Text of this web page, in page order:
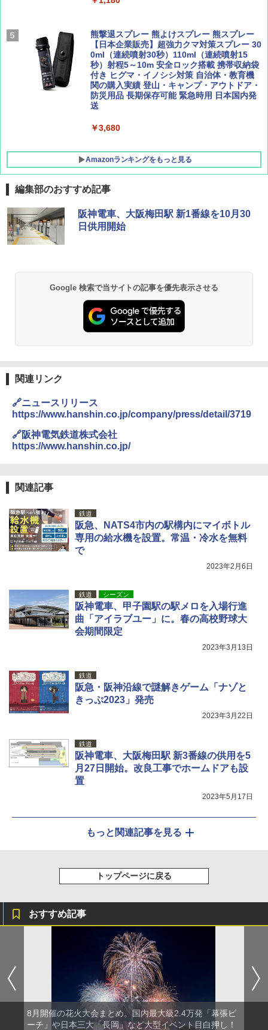
￥1,760
￥2,277
￥9,990
[キャンパーズコレクション 山善] 傘みたいに
広げるだけ パッとサッとテント キューブワ
イド ブラックコーティング フルクローズ メ
ッシュ 4人用 簡単設置 ポップアップテント P
ATCW-150B エクルベージュ
￥-
熊撃退スプレー 熊よけスプレー 熊スプレー
【日本企業販売】超強力クマ対策スプレー 30
0ml（連続噴射30秒）110ml（連続噴射15
秒）射程5～10m 安全ロック搭載 携帯収納袋
付き ヒグマ・イノシシ対策 自治体・教育機
関の購入実績 登山・キャンプ・アウトドア・
防災用品 長期保存可能 緊急時用 日本国内発
送
￥3,680
Amazonランキングをもっと見る
編集部のおすすめ記事
阪神電車、大阪梅田駅 新1番線を10月30
日供用開始
Google 検索で当サイトの記事を優先表示させる
関連リンク
🔗ニュースリリース
https://www.hanshin.co.jp/company/press/detail/3719
🔗阪神電気鉄道株式会社
https://www.hanshin.co.jp/
関連記事
鉄道
阪急、NATS4市内の駅構内にマイボトル
専用の給水機を設置。常温・冷水を無料
で
2023年2月6日
鉄道 シーズン
阪神電車、甲子園駅の駅メロを入場行進
曲「アイラブユー」に。春の高校野球大
会期間限定
2023年3月13日
鉄道
阪急・阪神沿線で謎解きゲーム「ナゾと
きっぷ2023」発売
2023年3月22日
鉄道
阪神電車、大阪梅田駅 新3番線の供用を5
月27日開始。改良工事でホームドアも設
置
2023年5月17日
もっと関連記事を見る
トップページに戻る
おすすめ記事
8月開催の花火大会まとめ。国内最大級2.4万発「幕張ビ
ーチ」や日本三大「長岡」など大型イベント目白押し！